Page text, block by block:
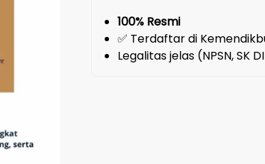
100% Resmi
✅ Terdaftar di
Legalitas jelas (NPSN, SK